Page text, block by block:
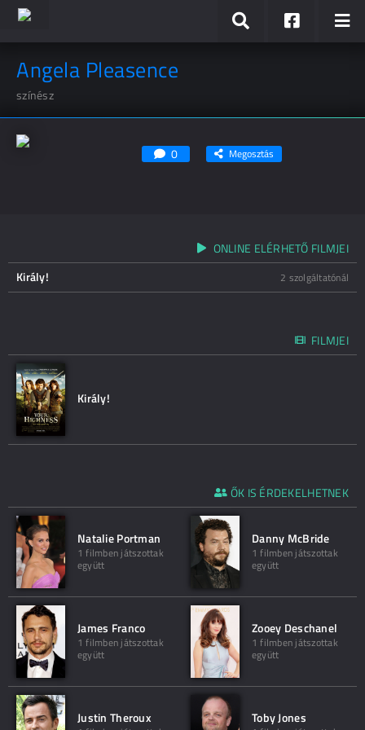
Angela Pleasence
színész
0 Megosztás
ONLINE ELÉRHETŐ FILMJEI
Király!
2 szolgáltatónál
FILMJEI
Király!
ŐK IS ÉRDEKELHETNEK
Natalie Portman
1 filmben játszottak
együtt
Danny McBride
1 filmben játszottak
együtt
James Franco
1 filmben játszottak
együtt
Zooey Deschanel
1 filmben játszottak
együtt
Justin Theroux Toby Jones